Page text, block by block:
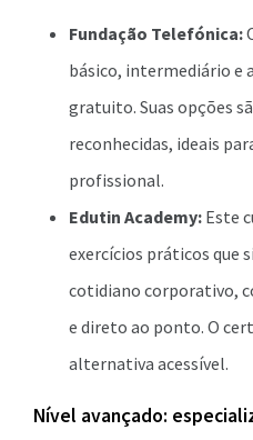
Fundação Telefónica:
básico, intermediário e
gratuito. Suas opções
reconhecidas, ideais
profissional.
Edutin Academy: Este
exercícios práticos que
cotidiano corporativo,
e direto ao ponto. O
alternativa acessível.
Nível avançado: